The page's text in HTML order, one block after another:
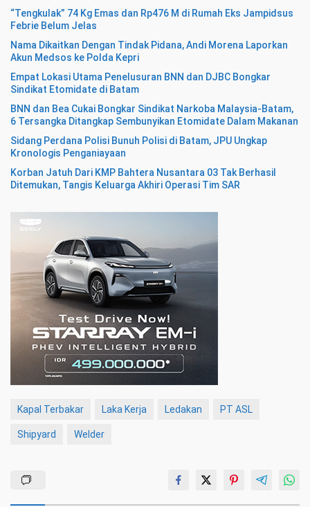
“Tengkulak” 74 Kg Emas dan Rp476 M di Rumah Eks Jampidsus
Febrie Belum Jelas
Nama Dikaitkan Dengan Tindak Pidana, Andi Morena Laporkan
Akun Medsos ke Polda Kepri
Empat Lokasi Utama Penelusuran BNN dan DJBC Bongkar
Sindikat Etomidate di Batam
BNN dan Bea Cukai Bongkar Sindikat Narkoba Malaysia-Batam,
6 Tersangka Ditangkap Sembunyikan Etomidate Dalam Makanan
Sidang Perdana Polisi Bunuh Polisi di Batam, JPU Ungkap
Kronologis Penganiayaan
Korban Jatuh Dari KMP Bahtera Nusantara 03 Tak Berhasil
Ditemukan, Tangis Keluarga Akhiri Operasi Tim SAR
Kapal Terbakar Laka Kerja Ledakan PT ASL
Shipyard Welder